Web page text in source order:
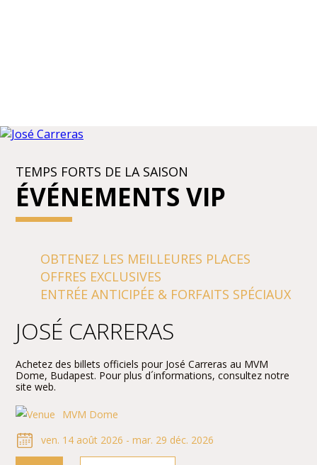
TEMPS FORTS DE LA SAISON
ÉVÉNEMENTS VIP
OBTENEZ LES MEILLEURES PLACES
OFFRES EXCLUSIVES
ENTRÉE ANTICIPÉE & FORFAITS SPÉCIAUX
JOSÉ CARRERAS
Achetez des billets officiels pour José Carreras au MVM
Dome, Budapest. Pour plus d´informations, consultez notre
site web.
MVM Dome
ven. 14 août 2026 - mar. 29 déc. 2026